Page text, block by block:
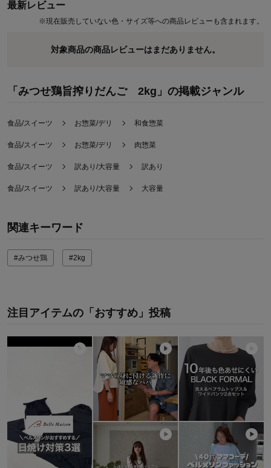
●フライ調理：袋から取り出し、凍ったまま油温160℃で2分30秒間
加熱してください。
をかけずに加熱してください。
（500W) 5個：1分10秒、（600W） 5個：1分
最新レビュー
※現在販売していない色・サイズ等への商品レビューも含まれます。
対象商品の商品レビューはまだありません。
「みつせ鶏旨搾りだんご 2kg」の掲載ジャンル
食品/スイーツ お惣菜/デリ 和食惣菜
食品/スイーツ お惣菜/デリ 肉惣菜
食品/スイーツ 訳あり/大容量 訳あり
食品/スイーツ 訳あり/大容量 大容量
関連キーワード
#みつせ鶏 #2kg
注目アイテムの「おすすめ」投稿